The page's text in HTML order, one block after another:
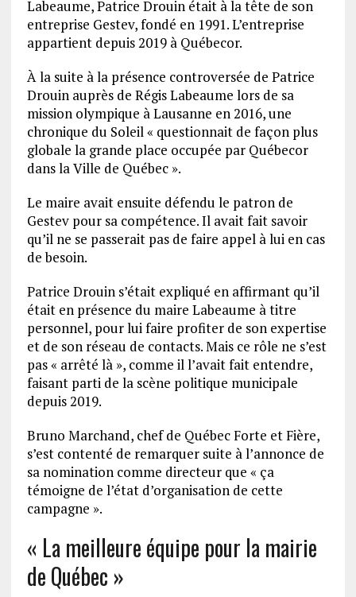
Labeaume, Patrice Drouin était à la tête de son
entreprise Gestev, fondé en 1991. L’entreprise
appartient depuis 2019 à Québecor.
À la suite à la présence controversée de Patrice
Drouin auprès de Régis Labeaume lors de sa
mission olympique à Lausanne en 2016, une
chronique du Soleil « questionnait de façon plus
globale la grande place occupée par Québecor
dans la Ville de Québec ».
Le maire avait ensuite défendu le patron de
Gestev pour sa compétence. Il avait fait savoir
qu’il ne se passerait pas de faire appel à lui en cas
de besoin.
Patrice Drouin s’était expliqué en affirmant qu’il
était en présence du maire Labeaume à titre
personnel, pour lui faire profiter de son expertise
et de son réseau de contacts. Mais ce rôle ne s’est
pas « arrêté là », comme il l’avait fait entendre,
faisant parti de la scène politique municipale
depuis 2019.
Bruno Marchand, chef de Québec Forte et Fière,
s’est contenté de remarquer suite à l’annonce de
sa nomination comme directeur que « ça
témoigne de l’état d’organisation de cette
campagne ».
« La meilleure équipe pour la mairie
de Québec »